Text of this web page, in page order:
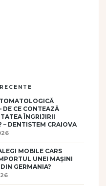
DE CE CONTEAZĂ
ÎNGRIJIRII
– DENTISTEM CRAIOVA
MOBILE CARS
UNEI MAȘINI
GERMANIA?